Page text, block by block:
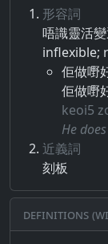
形容詞
唔​識​靈活​
inflexible;
佢做嘢
佢做嘢
keoi5
He
近義詞
刻板
Definitions